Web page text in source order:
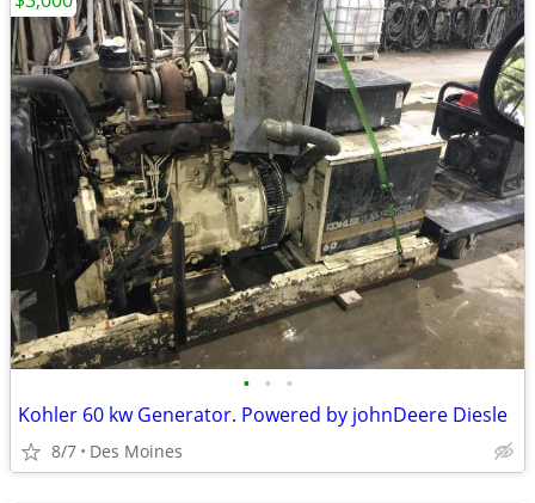
• • •
Kohler 60 kw Generator. Powered by johnDeere Diesle
8/7 Des Moines